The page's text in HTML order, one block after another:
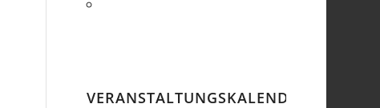
VERANSTALTUNGSKALENDER